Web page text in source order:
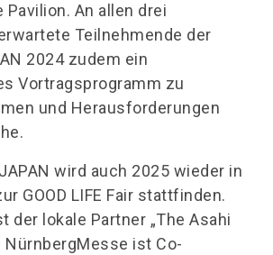
An allen drei
Teilnehmende der
2024 zudem ein
Vortragsprogramm zu
und Herausforderungen
wird auch 2025 wieder in
GOOD LIFE Fair stattfinden.
der lokale Partner „The Asahi
NürnbergMesse ist Co-